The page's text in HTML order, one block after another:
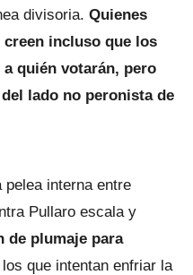
divisoria. Quienes
incluso que los
quién votarán, pero
lado no peronista de
interna entre
Pullaro escala y
de plumaje para
que intentan enfriar la